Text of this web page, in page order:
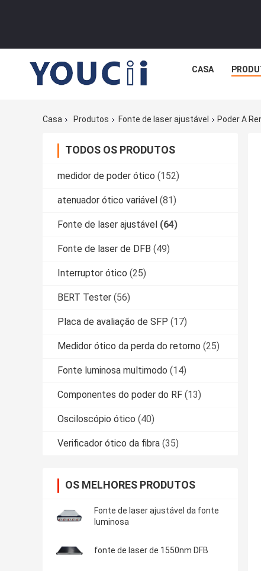
CASA
Casa Produtos Fonte de laser ajustável Poder A
TODOS OS PRODUTOS
medidor de poder ótico (152)
atenuador ótico variável (81)
Fonte de laser ajustável (64)
Fonte de laser de DFB (49)
Interruptor ótico (25)
BERT Tester (56)
Placa de avaliação de SFP (17)
Medidor ótico da perda do retorno (25)
Fonte luminosa multimodo (14)
Componentes do poder do RF (13)
Osciloscópio ótico (40)
Verificador ótico da fibra (35)
OS MELHORES PRODUTOS
Fonte de laser ajustável da fonte
luminosa
fonte de laser de 1550nm DFB